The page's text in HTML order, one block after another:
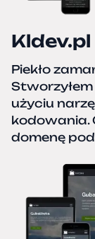
Kldev.pl
Piekło
użyciu
kodowania.
domenę